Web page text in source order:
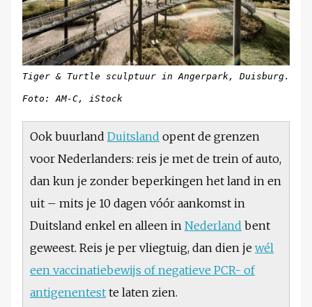
Tiger & Turtle sculptuur in Angerpark, Duisburg.
Foto: AM-C, iStock
Ook buurland Duitsland opent de grenzen
voor Nederlanders: reis je met de trein of auto,
dan kun je zonder beperkingen het land in en
uit – mits je 10 dagen vóór aankomst in
Duitsland enkel en alleen in Nederland bent
geweest. Reis je per vliegtuig, dan dien je wél
een vaccinatiebewijs of negatieve PCR- of
antigenentest te laten zien.